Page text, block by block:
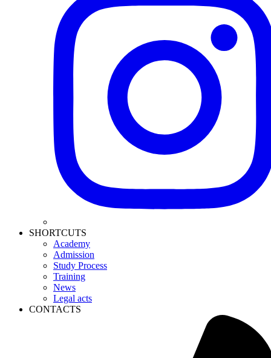
SHORTCUTS
Academy
Admission
Study Process
Training
News
Legal acts
CONTACTS